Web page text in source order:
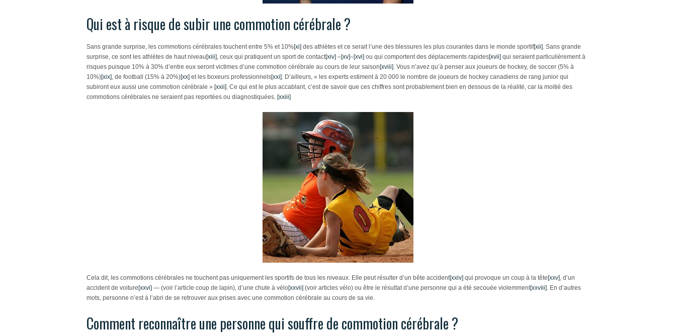
Qui est à risque de subir une commotion cérébrale ?
Sans grande surprise, les commotions cérébrales touchent entre 5% et 10%[xi] des athlètes et ce serait l’une des blessures les plus courantes dans le monde sportif[xii] . Sans grande
surprise, ce sont les athlètes de haut niveau[xiii] , ceux qui pratiquent un sport de contact[xiv] –[xv]–[xvi] ou qui comportent des déplacements rapides[xvii] qui seraient particulièrement à
risques puisque 10% à 30% d’entre eux seront victimes d’une commotion cérébrale au cours de leur saison[xviii] . Vous n’avez qu’à penser aux joueurs de hockey, de soccer (5% à
10%)[xix] , de football (15% à 20%)[xx] et les boxeurs professionnels[xxi] . D’ailleurs, « les experts estiment à 20 000 le nombre de joueurs de hockey canadiens de rang junior qui
subiront eux aussi une commotion cérébrale » [xxii] . Ce qui est le plus accablant, c’est de savoir que ces chiffres sont probablement bien en dessous de la réalité, car la moitié des
commotions cérébrales ne seraient pas reportées ou diagnostiquées. [xxiii]
Cela dit, les commotions cérébrales ne touchent pas uniquement les sportifs de tous les niveaux. Elle peut résulter d’un bête accident[xxiv] qui provoque un coup à la tête[xxv] , d’un
accident de voiture[xxvi] — (voir l’article coup de lapin), d’une chute à vélo[xxvii] (voir articles vélo) ou être le résultat d’une personne qui a été secouée violemment[xxviii] . En d’autres
mots, personne n’est à l’abri de se retrouver aux prises avec une commotion cérébrale au cours de sa vie.
Comment reconnaître une personne qui souffre de commotion cérébrale ?